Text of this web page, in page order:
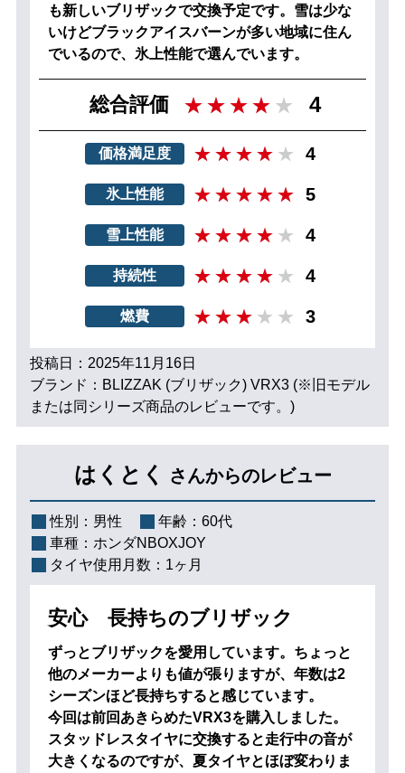
も新しいブリザックで交換予定です。雪は少な
いけどブラックアイスバーンが多い地域に住ん
でいるので、氷上性能で選んでいます。
総合評価 4
価格満足度 4
氷上性能 5
雪上性能 4
持続性 4
燃費 3
投稿日：2025年11月16日
ブランド：BLIZZAK (ブリザック) VRX3 (※旧モデル
または同シリーズ商品のレビューです。)
はくとく さんからのレビュー
性別： 男性 年齢： 60代
車種： ホンダNBOXJOY
タイヤ使用月数： 1ヶ月
安心 長持ちのブリザック
ずっとブリザックを愛用しています。ちょっと
他のメーカーよりも値が張りますが、年数は2
シーズンほど長持ちすると感じています。
今回は前回あきらめたVRX3を購入しました。
スタッドレスタイヤに交換すると走行中の音が
大きくなるのですが、夏タイヤとほぼ変わりま